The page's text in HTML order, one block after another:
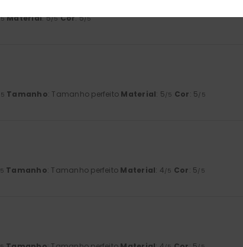
Material: 5/5 Cor: 5/5
Tamanho: Tamanho perfeito Material: 5/5 Cor: 5/5
Tamanho: Tamanho perfeito Material: 4/5 Cor: 5/5